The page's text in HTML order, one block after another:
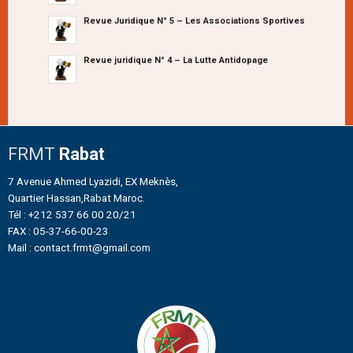
Revue Juridique N° 5 – Les Associations Sportives
Revue juridique N° 4 – La Lutte Antidopage
FRMT Rabat
7 Avenue Ahmed Lyazidi, EX Meknès,
Quartier Hassan,Rabat Maroc.
Tél : +212 537 66 00 20/21
FAX : 05-37-66-00-23
Mail : contact.frmt@gmail.com